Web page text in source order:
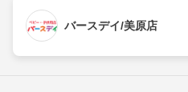
バースデイ/美原店